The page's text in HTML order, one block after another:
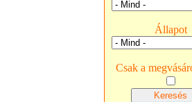
Állapot
Csak a